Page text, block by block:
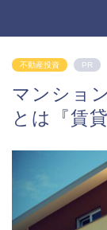
不動産投資 PR
マンショ
とは『賃